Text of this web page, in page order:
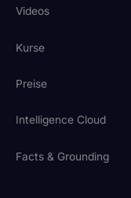
Videos
Kurse
Preise
Intelligence Cloud
Facts & Grounding